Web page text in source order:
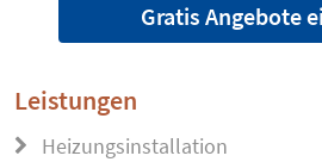
Gratis Angebote
Leistungen
Heizungsinstallation